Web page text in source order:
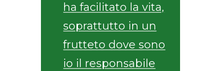
ha facilitato la vita,
soprattutto in un
frutteto dove sono
io il responsabile